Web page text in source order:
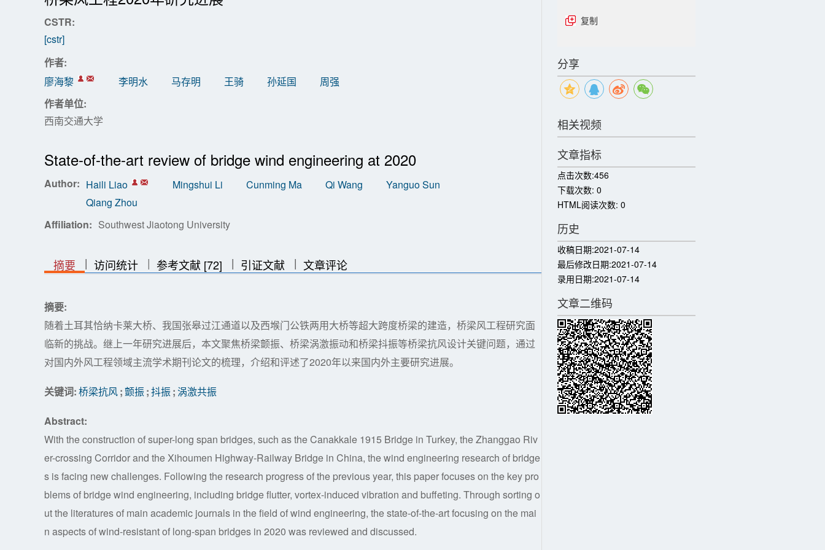
CSTR:
[cstr]
作者:
廖海黎
李明水 马存明 王骑 孙延国
周强
作者单位:
西南交通大学
State-of-the-art review of bridge wind engineering at 2020
Author: Haili Liao Mingshui Li Cunming Ma Qi Wang
Yanguo Sun
Qiang Zhou
Affiliation: Southwest Jiaotong University
摘要 || 访问统计 | 参考文献 [72] || 引证文献 || 文章评论
摘要:
随着土耳其恰纳卡莱大桥、我国张皋过江通道以及西堠门公铁两用大桥等超大跨度桥梁的建造，桥梁风工程研究面
临新的挑战。继上一年研究进展后，本文聚焦桥梁颤振、桥梁涡激振动和桥梁抖振等桥梁抗风设计关键问题，通过
对国内外风工程领域主流学术期刊论文的梳理，介绍和评述了2020年以来国内外主要研究进展。
关键词:桥梁抗风;颤振;抖振;涡激共振
Abstract:
With the construction of super-long span bridges, such as the Canakkale 1915 Bridge in Turkey, the Zhanggao Riv
er-crossing Corridor and the Xihoumen Highway-Railway Bridge in China, the wind engineering research of bridge
s is facing new challenges. Following the research progress of the previous year, this paper focuses on the key pro
blems of bridge wind engineering, including bridge flutter, vortex-induced vibration and buffeting. Through sorting o
ut the literatures of main academic journals in the field of wind engineering, the state-of-the-art focusing on the mai
n aspects of wind-resistant of long-span bridges in 2020 was reviewed and discussed.
复制
分享
相关视频
文章指标
点击次数:456
下载次数: 0
HTML阅读次数: 0
历史
收稿日期:2021-07-14
最后修改日期:2021-07-14
录用日期:2021-07-14
文章二维码